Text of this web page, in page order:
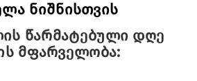
ნიშნისთვის
წარმატებული დღე
მფარველობა: